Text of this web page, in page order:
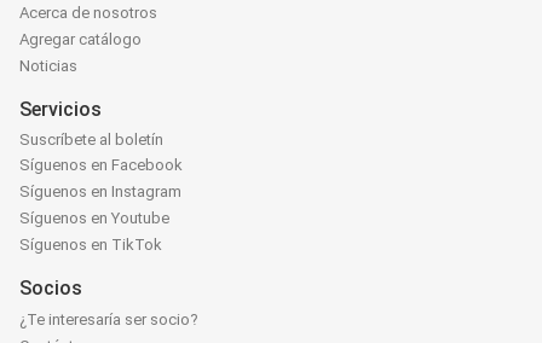
Acerca de nosotros
Agregar catálogo
Noticias
Servicios
Suscríbete al boletín
Síguenos en Facebook
Síguenos en Instagram
Síguenos en Youtube
Síguenos en TikTok
Socios
¿Te interesaría ser socio?